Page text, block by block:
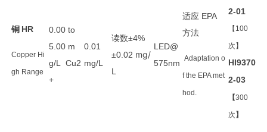
铜 HR
Copper Hi
gh Range
0.00 to
5.00 m
g/L Cu2
+
0.01
mg/L
读数±4%
±0.02 mg/
L
LED@
575nm
适应 EPA
方法
Adaptation o
f the EPA met
hod.
2-01
【100
次】
HI9370
2-03
【300
次】